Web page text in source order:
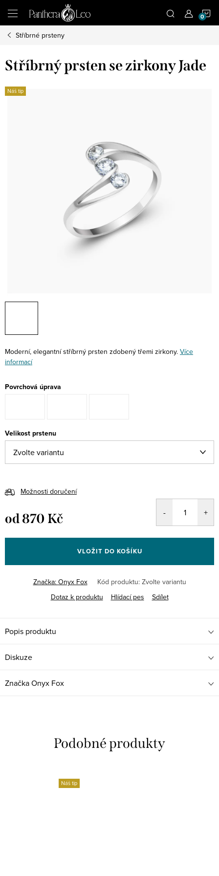
obsah
Stříbrné prsteny
Stříbrný prsten se zirkony Jade
Náš tip
Moderní, elegantní stříbrný prsten zdobený třemi zirkony. Více
informací
Povrchová úprava
Velikost prstenu
Možnosti doručení
od870 Kč
cena:
VLOŽIT DO KOŠÍKU
Značka: Onyx Fox Kód produktu: Zvolte variantu
Dotaz k produktu
Hlídací pes Sdílet
Popis produktu
Diskuze
ZnačkaOnyx Fox
Náš tip